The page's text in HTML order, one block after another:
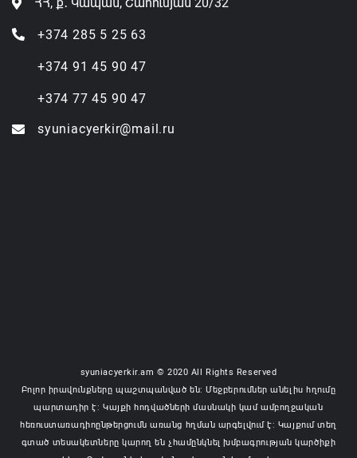
ՀՀ, ք․ Կապան, Շահումյան 20/32
+374 285 5 25 63
+374 91 45 90 47
+374 77 45 90 47
syuniacyerkir@mail.ru
syuniacyerkir.am © 2020 All Rights Reserved
Բոլոր իրավունքները պաշտպանված են: Մեջբերումներ անելիս հղումը
պարտադիր է: Կայքի հոդվածների մասնակի կամ ամբողջական
հեռուստառադիոընթերցումն առանց հղման արգելվում է: Կայքում տեղ
գտած տեսակետները կարող են չհամընկնել խմբագրության կարծիքի